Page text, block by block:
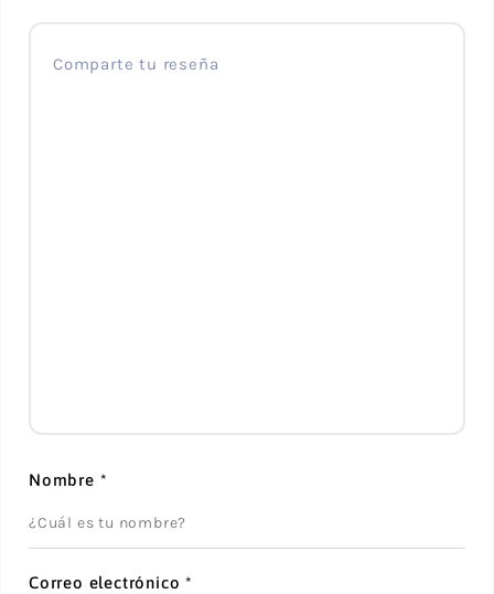
Nombre *
Correo electrónico*